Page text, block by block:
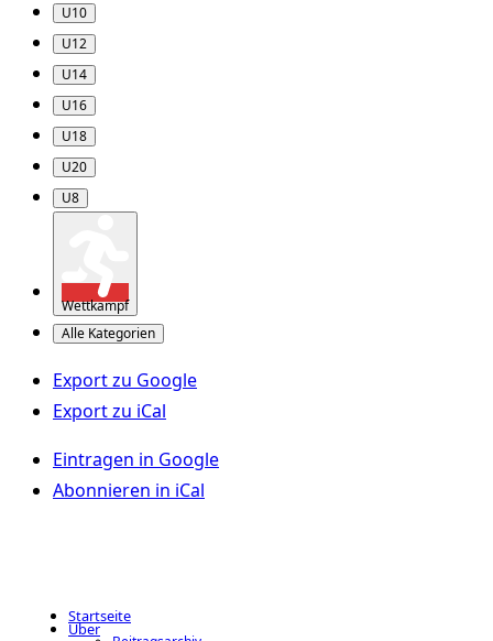
U10
U12
U14
U16
U18
U20
U8
Wettkampf
Alle Kategorien
Export zu Google
Export zu iCal
Eintragen in Google
Abonnieren in iCal
Startseite
Über